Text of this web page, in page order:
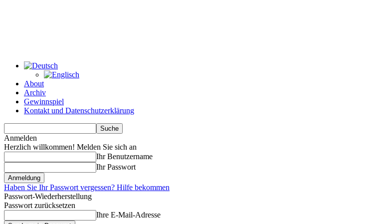
About
Archiv
Gewinnspiel
Kontakt und Datenschutzerklärung
Anmelden
Herzlich willkommen! Melden Sie sich an
Ihr Benutzername
Ihr Passwort
Haben Sie Ihr Passwort vergessen? Hilfe bekommen
Passwort-Wiederherstellung
Passwort zurücksetzen
Ihre E-Mail-Adresse